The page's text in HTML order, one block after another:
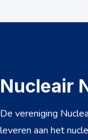
Nucleair
De vereniging
leveren aan het